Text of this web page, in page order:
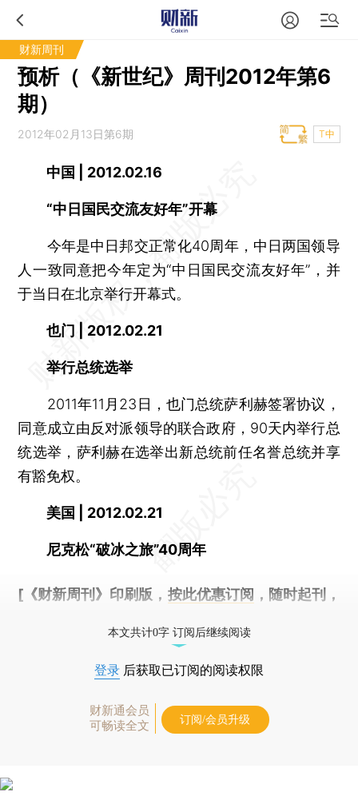
财新周刊
预析（《新世纪》周刊2012年第6
期）
2012年02月13日第6期 T中
中国 | 2012.02.16
“中日国民交流友好年”开幕
今年是中日邦交正常化40周年，中日两国领导
人一致同意把今年定为“中日国民交流友好年”，并
于当日在北京举行开幕式。
也门 | 2012.02.21
举行总统选举
2011年11月23日，也门总统萨利赫签署协议，
同意成立由反对派领导的联合政府，90天内举行总
统选举，萨利赫在选举出新总统前任名誉总统并享
有豁免权。
美国 | 2012.02.21
尼克松“破冰之旅”40周年
[《财新周刊》印刷版， 按此优惠订阅 ，随时起刊，
本文共计0字 订阅后继续阅读
登录 后获取已订阅的阅读权限
财新通会员
可畅读全文
订阅/会员升级